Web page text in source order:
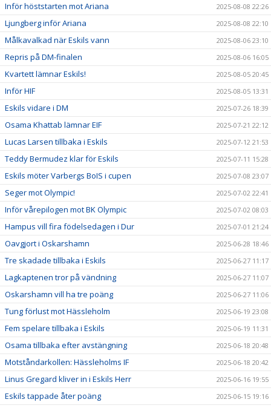
Inför höststarten mot Ariana 2025-08-08 22:26
Ljungberg inför Ariana 2025-08-08 22:10
Målkavalkad när Eskils vann 2025-08-06 23:10
Repris på DM-finalen 2025-08-06 16:05
Kvartett lämnar Eskils! 2025-08-05 20:45
Inför HIF 2025-08-05 13:31
Eskils vidare i DM 2025-07-26 18:39
Osama Khattab lämnar EIF 2025-07-21 22:12
Lucas Larsen tillbaka i Eskils 2025-07-12 21:53
Teddy Bermudez klar för Eskils 2025-07-11 15:28
Eskils möter Varbergs BoIS i cupen 2025-07-08 23:07
Seger mot Olympic! 2025-07-02 22:41
Inför vårepilogen mot BK Olympic 2025-07-02 08:03
Hampus vill fira födelsedagen i Dur 2025-07-01 21:24
Oavgjort i Oskarshamn 2025-06-28 18:46
Tre skadade tillbaka i Eskils 2025-06-27 11:17
Lagkaptenen tror på vändning 2025-06-27 11:07
Oskarshamn vill ha tre poäng 2025-06-27 11:06
Tung förlust mot Hässleholm 2025-06-19 23:08
Fem spelare tillbaka i Eskils 2025-06-19 11:31
Osama tillbaka efter avstängning 2025-06-18 20:48
Motståndarkollen: Hässleholms IF 2025-06-18 20:42
Linus Gregard kliver in i Eskils Herr 2025-06-16 19:55
Eskils tappade åter poäng 2025-06-15 19:16